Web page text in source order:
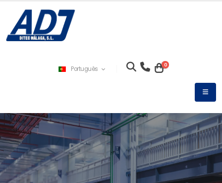
Português 0